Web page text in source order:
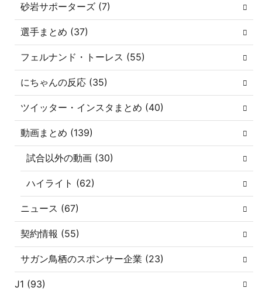
砂岩サポーターズ (7)
選手まとめ (37)
フェルナンド・トーレス (55)
にちゃんの反応 (35)
ツイッター・インスタまとめ (40)
動画まとめ (139)
試合以外の動画 (30)
ハイライト (62)
ニュース (67)
契約情報 (55)
サガン鳥栖のスポンサー企業 (23)
J1 (93)